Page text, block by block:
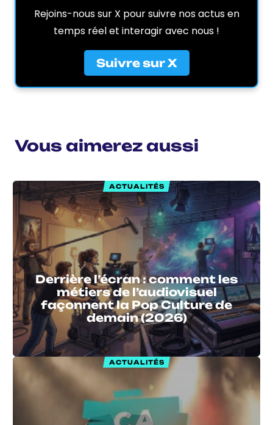
Rejoins-nous sur X pour suivre nos actus en
temps réel et interagir avec nous !
Suivre sur X
Vous aimerez aussi
ACTUALITÉS
Derrière l’écran : comment les
métiers de l’audiovisuel
façonnent la Pop Culture de
demain (2026)
ACTUALITÉS